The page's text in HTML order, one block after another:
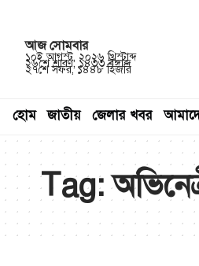
আজসোমবার
১০ই আগস্ট, ২০২৬ খ্রিস্টাব্দ
২৬শে শ্রাবণ, ১৪৩৩ বঙ্গাব্দ
২৭শে সফর, ১৪৪৮ হিজরি
হোম জাতীয় জেলার খবর
Tag: